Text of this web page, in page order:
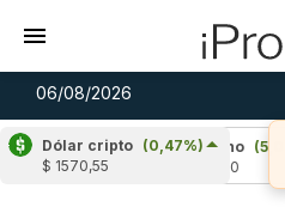
06/08/2026
Dólar cripto (0,47%)
$ 1570,55
Cardano (5,01%)